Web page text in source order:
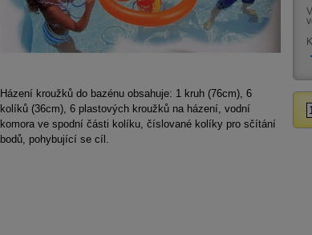
Házení kroužků do bazénu obsahuje: 1 kruh (76cm), 6
kolíků (36cm), 6 plastových kroužků na házení, vodní
komora ve spodní části kolíku, číslované kolíky pro sčítání
bodů, pohybující se cíl.